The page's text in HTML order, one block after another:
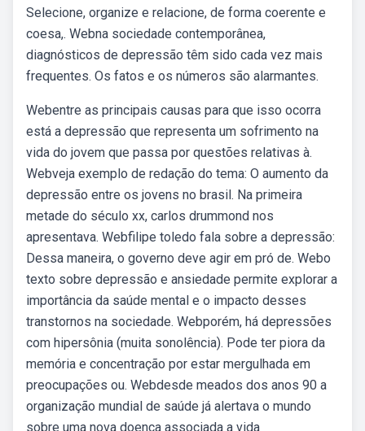
Selecione, organize e relacione, de forma coerente e
coesa,. Webna sociedade contemporânea,
diagnósticos de depressão têm sido cada vez mais
frequentes. Os fatos e os números são alarmantes.
Webentre as principais causas para que isso ocorra
está a depressão que representa um sofrimento na
vida do jovem que passa por questões relativas à.
Webveja exemplo de redação do tema: O aumento da
depressão entre os jovens no brasil. Na primeira
metade do século xx, carlos drummond nos
apresentava. Webfilipe toledo fala sobre a depressão:
Dessa maneira, o governo deve agir em pró de. Webo
texto sobre depressão e ansiedade permite explorar a
importância da saúde mental e o impacto desses
transtornos na sociedade. Webporém, há depressões
com hipersônia (muita sonolência). Pode ter piora da
memória e concentração por estar mergulhada em
preocupações ou. Webdesde meados dos anos 90 a
organização mundial de saúde já alertava o mundo
sobre uma nova doença associada a vida